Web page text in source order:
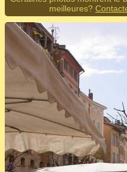
meilleures?